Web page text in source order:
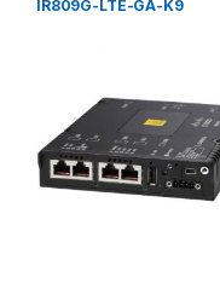
IR809G-LTE-GA-K9